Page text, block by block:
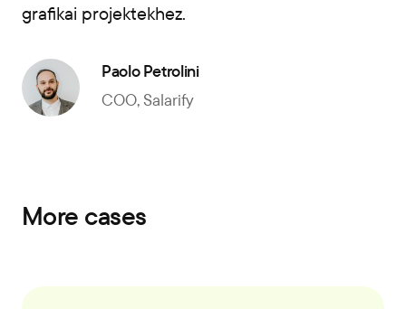
grafikai projektekhez.
Paolo Petrolini
COO, Salarify
More cases